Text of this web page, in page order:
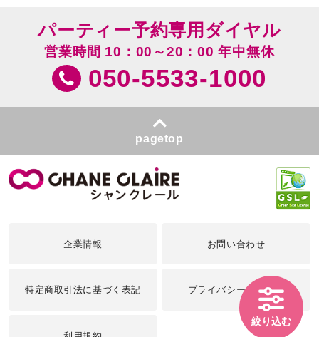
絞り込む
パーティー予約専用ダイヤル
営業時間 10：00～20：00 年中無休
050-5533-1000
pagetop
企業情報 お問い合わせ
特定商取引法に基づく表記 プライバシーポリシー